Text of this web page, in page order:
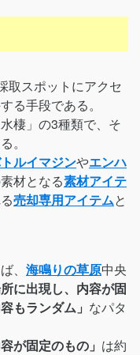
取スポットにアクセ
る手段である。
棲」の3種類で、そ
。
ルイマジンやエンハ
材となる素材アイテ
売却専用アイテムと
、 海鳴りの草原中央
所に出現し、内容が固
もランダム」 なパタ
が固定のもの」 は約